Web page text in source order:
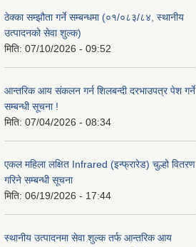
ठेक्का सम्झौता गर्ने सम्बन्धमा (०१/०८३/८४, स्थानीय
उत्पादनको सेवा शुल्क)
मिति: 07/10/2026 - 09:52
आन्तरिक आय संकलन गर्न शिलबन्दी दरभाउपत्र पेश गर्ने
सम्बन्धी सूचना !
मिति: 07/04/2026 - 08:34
एकल महिला लक्षित Infrared (इन्फ्रारेड) चुल्हो वितरण
गरिने सम्बन्धी सूचना
मिति: 06/19/2026 - 17:44
स्थानीय उत्पादनमा सेवा शुल्क तर्फ आन्तरिक आय